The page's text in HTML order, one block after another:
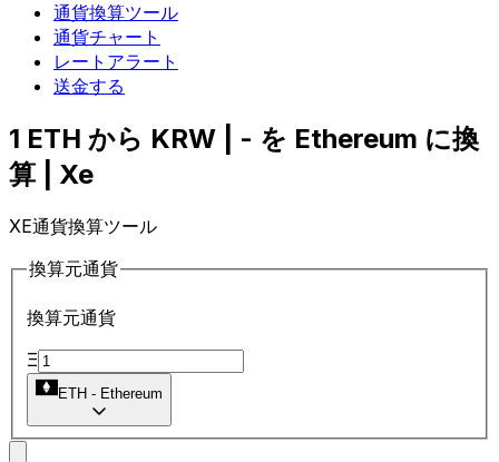
通貨換算ツール
通貨チャート
レートアラート
送金する
1 ETH から KRW | - を Ethereum に換
算 | Xe
XE通貨換算ツール
換算元通貨
換算元通貨
Ξ
ETH - Ethereum